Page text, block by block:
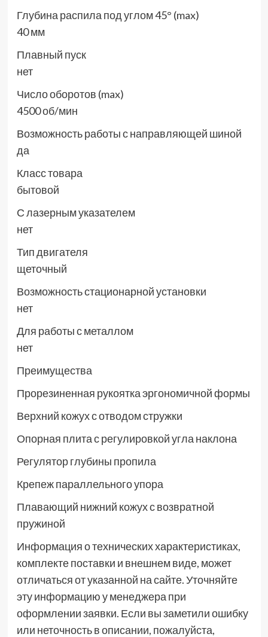
Глубина распила под углом 45° (max)
40 мм
Плавный пуск
нет
Число оборотов (max)
4500 об/мин
Возможность работы с направляющей шиной
да
Класс товара
бытовой
С лазерным указателем
нет
Тип двигателя
щеточный
Возможность стационарной установки
нет
Для работы с металлом
нет
Преимущества
Прорезиненная рукоятка эргономичной формы
Верхний кожух с отводом стружки
Опорная плита с регулировкой угла наклона
Регулятор глубины пропила
Крепеж параллельного упора
Плавающий нижний кожух с возвратной
пружиной
Информация о технических характеристиках,
комплекте поставки и внешнем виде, может
отличаться от указанной на сайте. Уточняйте
эту информацию у менеджера при
оформлении заявки. Если вы заметили ошибку
или неточность в описании, пожалуйста,